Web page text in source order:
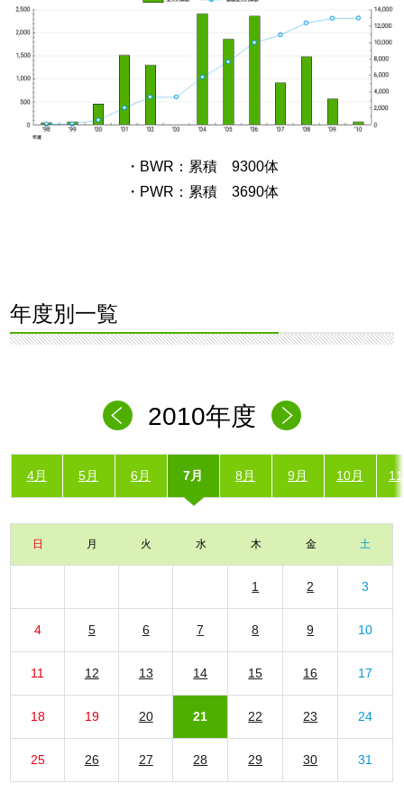
・BWR：累積 9300体
・PWR：累積 3690体
年度別一覧
2010年度
4月 5月 6月 7月 8月 9月 10月
日 月 火 水 木 金 土
1 2 3
4 5 6 7 8 9 10
11 12 13 14 15 16 17
18 19 20 21 22 23 24
25 26 27 28 29 30 31